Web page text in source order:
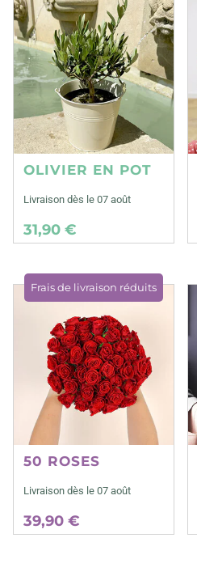
OLIVIER EN POT
Livraison dès le 07 août
31,90 €
Frais de livraison réduits
50 ROSES
Livraison dès le 07 août
39,90 €